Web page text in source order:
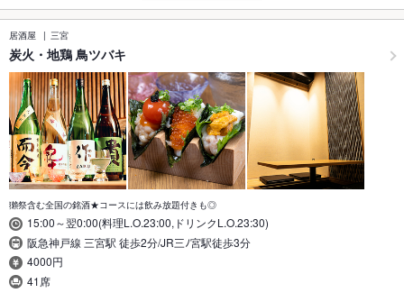
居酒屋 三宮
炭火・地鶏 鳥ツバキ
獺祭含む全国の銘酒★コースには飲み放題付きも◎
15:00～翌0:00(料理L.O.23:00,ドリンクL.O.23:30)
阪急神戸線 三宮駅 徒歩2分/JR三ﾉ宮駅徒歩3分
4000円
41席